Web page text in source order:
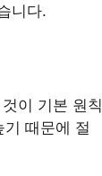
니다.
이 기본 원칙
때문에 절